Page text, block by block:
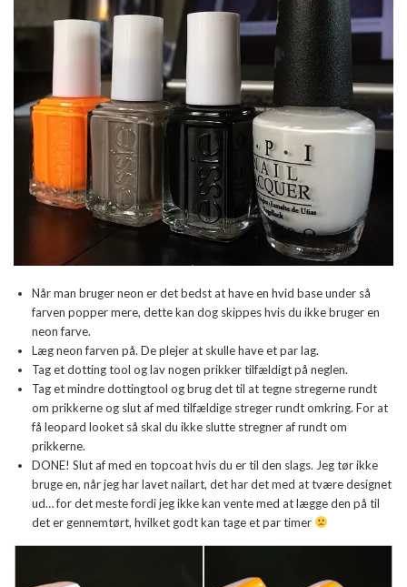
Når man bruger neon er det bedst at have en hvid base under så
farven popper mere, dette kan dog skippes hvis du ikke bruger en
neon farve.
Læg neon farven på. De plejer at skulle have et par lag.
Tag et dotting tool og lav nogen prikker tilfældigt på neglen.
Tag et mindre dottingtool og brug det til at tegne stregerne rundt
om prikkerne og slut af med tilfældige streger rundt omkring. For at
få leopard looket så skal du ikke slutte stregner af rundt om
prikkerne.
DONE! Slut af med en topcoat hvis du er til den slags. Jeg tør ikke
bruge en, når jeg har lavet nailart, det har det med at tvære designet
ud… for det meste fordi jeg ikke kan vente med at lægge den på til
det er gennemtørt, hvilket godt kan tage et par timer